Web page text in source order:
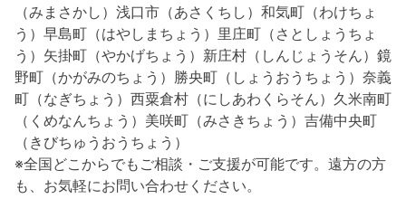
（みまさかし）浅口市（あさくちし）和気町（わけちょ
う）早島町（はやしまちょう）里庄町（さとしょうちょ
う）矢掛町（やかげちょう）新庄村（しんじょうそん）鏡
野町（かがみのちょう）勝央町（しょうおうちょう）奈義
町（なぎちょう）西粟倉村（にしあわくらそん）久米南町
（くめなんちょう）美咲町（みさきちょう）吉備中央町
（きびちゅうおうちょう）
※全国どこからでもご相談・ご支援が可能です。遠方の方
も、お気軽にお問い合わせください。